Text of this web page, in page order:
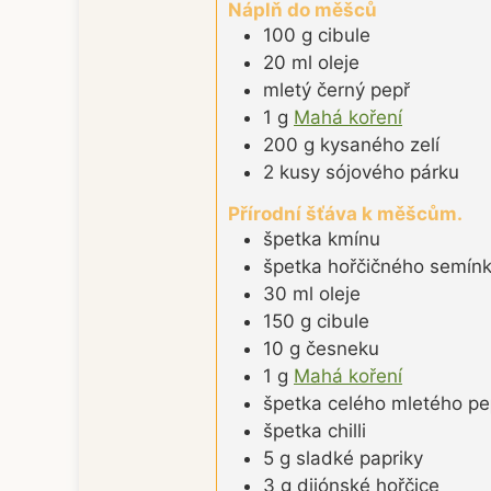
Náplň do měšců
100 g cibule
20 ml oleje
mletý černý pepř
1 g Mahá koření
200 g kysaného zelí
2 kusy sójového párku
Přírodní šťáva k měšcům.
špetka kmínu
špetka hořčičného
30 ml oleje
150 g cibule
10 g česneku
1 g Mahá koření
špetka celého mletého
špetka chilli
5 g sladké papriky
3 g dijónské hořčice